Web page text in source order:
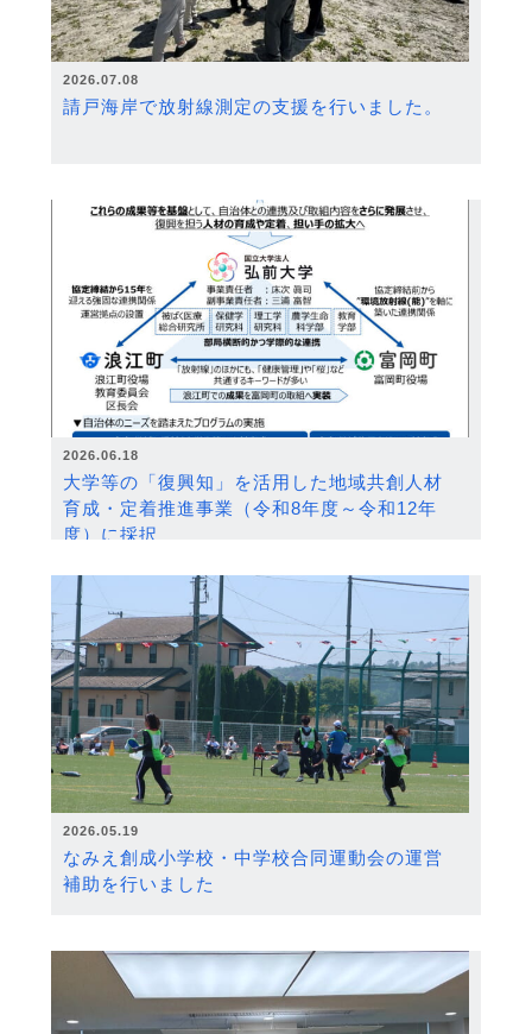
2026.07.08
請戸海岸で放射線測定の支援を行いました。
2026.06.18
大学等の「復興知」を活用した地域共創人材
育成・定着推進事業（令和8年度～令和12年
度）に採択
2026.05.19
なみえ創成小学校・中学校合同運動会の運営
補助を行いました